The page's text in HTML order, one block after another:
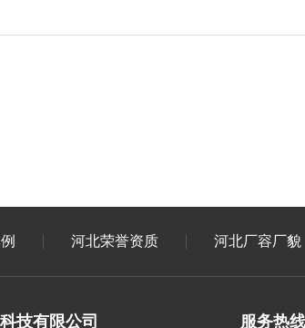
河北荣誉资质 河北厂容厂貌
技有限公司 服务热线